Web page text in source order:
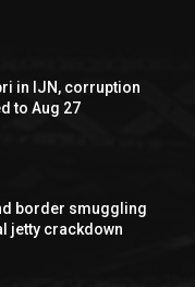
in IJN, corruption
to Aug 27
border smuggling
jetty crackdown